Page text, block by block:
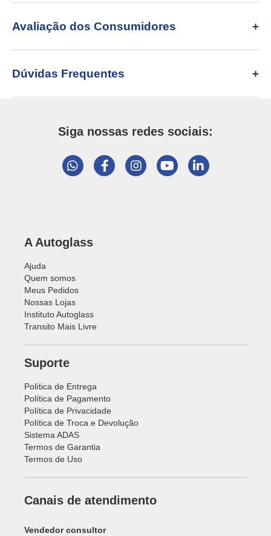
Avaliação dos Consumidores
Dúvidas Frequentes
Siga nossas redes sociais:
A Autoglass
Ajuda
Quem somos
Meus Pedidos
Nossas Lojas
Instituto Autoglass
Transito Mais Livre
Suporte
Política de Entrega
Política de Pagamento
Política de Privacidade
Política de Troca e Devolução
Sistema ADAS
Termos de Garantia
Termos de Uso
Canais de atendimento
Vendedor consultor